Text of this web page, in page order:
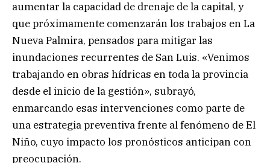
aumentar la capacidad de drenaje de la capital, y
que próximamente comenzarán los trabajos en La
Nueva Palmira, pensados para mitigar las
inundaciones recurrentes de San Luis. «Venimos
trabajando en obras hídricas en toda la provincia
desde el inicio de la gestión», subrayó,
enmarcando esas intervenciones como parte de
una estrategia preventiva frente al fenómeno de El
Niño, cuyo impacto los pronósticos anticipan con
preocupación.